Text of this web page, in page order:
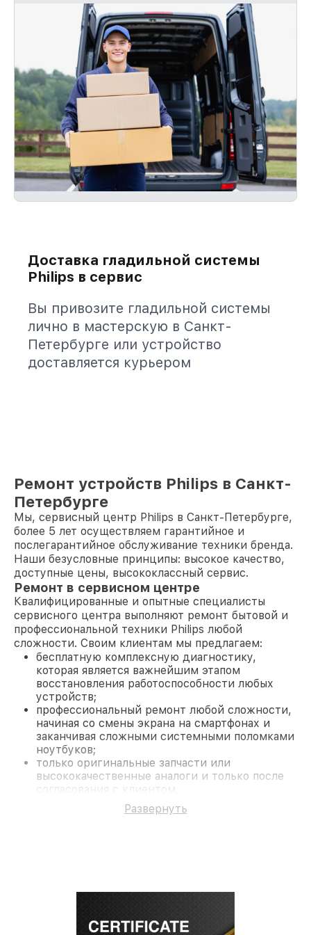
Доставка гладильной системы
Philips в сервис
Вы привозите гладильной системы
лично в мастерскую в Санкт-
Петербурге или устройство
доставляется курьером
Ремонт устройств Philips в Санкт-
Петербурге
Мы, сервисный центр Philips в Санкт-Петербурге,
более 5 лет осуществляем гарантийное и
послегарантийное обслуживание техники бренда.
Наши безусловные принципы: высокое качество,
доступные цены, высококлассный сервис.
Ремонт в сервисном центре
Квалифицированные и опытные специалисты
сервисного центра выполняют ремонт бытовой и
профессиональной техники Philips любой
сложности. Своим клиентам мы предлагаем:
бесплатную комплексную диагностику,
которая является важнейшим этапом
восстановления работоспособности любых
устройств;
профессиональный ремонт любой сложности,
начиная со смены экрана на смартфонах и
заканчивая сложными системными поломками
ноутбуков;
только оригинальные запчасти или
высококачественные аналоги и только после
согласования с клиентом.
На все работы и замененные комплектующие
предоставляется длительная гарантия. В случае
современное оборудование и
Развернуть